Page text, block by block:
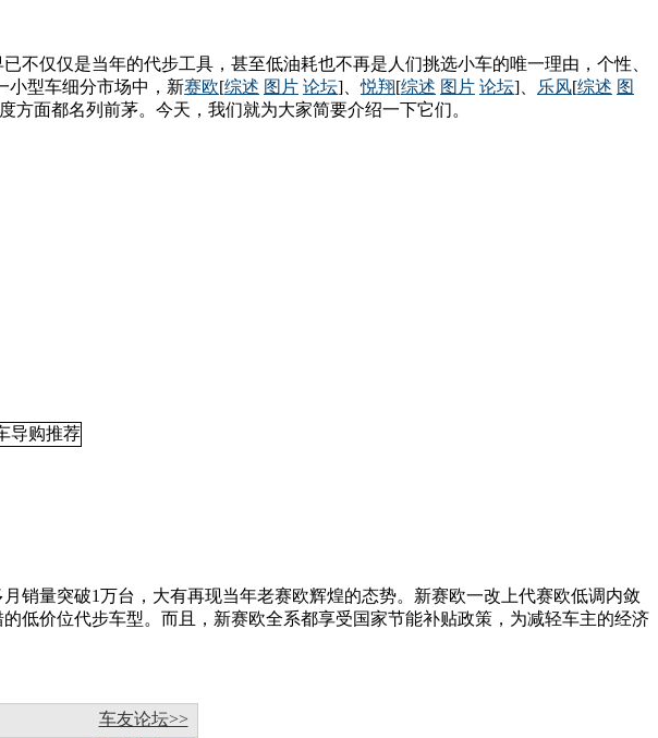
不仅仅是当年的代步工具，甚至低油耗也不再是人们挑选小车的唯一理由，个性、
小型车细分市场中，新赛欧[综述 图片 论坛]、悦翔[综述 图片 论坛]、 乐风[综述 图
面都名列前茅。今天，我们就为大家简要介绍一下它们。
销量突破1万台，大有再现当年老赛欧辉煌的态势。新赛欧一改上代赛欧低调内敛
低价位代步车型。而且，新赛欧全系都享受国家节能补贴政策，为减轻车主的经济
车友论坛>>